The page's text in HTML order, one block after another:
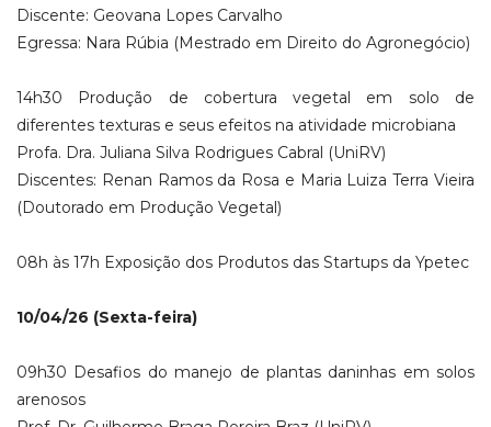
Discente: Geovana Lopes Carvalho
Egressa: Nara Rúbia (Mestrado em Direito do Agronegócio)
14h30 Produção de cobertura vegetal em solo de
diferentes texturas e seus efeitos na atividade microbiana
Profa. Dra. Juliana Silva Rodrigues Cabral (UniRV)
Discentes: Renan Ramos da Rosa e Maria Luiza Terra Vieira
(Doutorado em Produção Vegetal)
08h às 17h Exposição dos Produtos das Startups da Ypetec
10/04/26 (Sexta-feira)
09h30 Desafios do manejo de plantas daninhas em solos
arenosos